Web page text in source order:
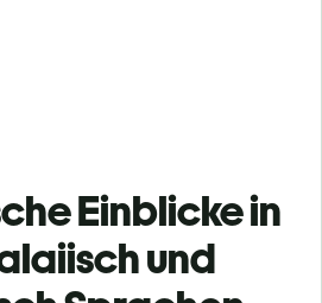
Einblicke in
und